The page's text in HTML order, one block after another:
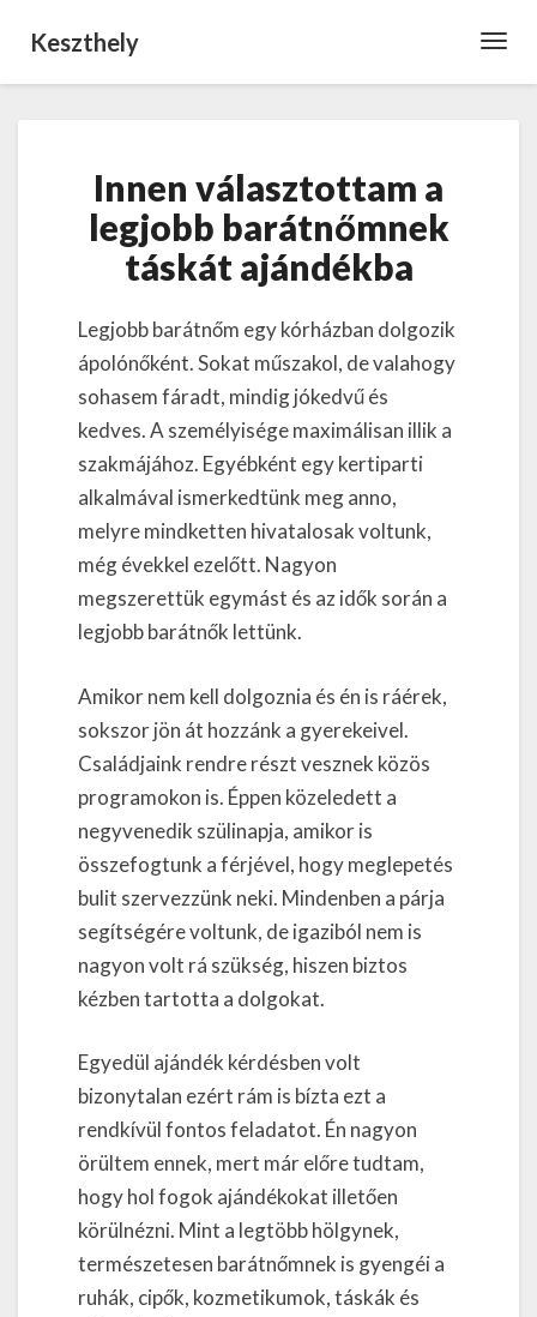
Keszthely
választottam
a
legjobb
barátnőmnek
táskát
Innen választottam a
legjobb barátnőmnek
táskát ajándékba
Legjobb barátnőm egy kórházban dolgozik
ápolónőként. Sokat műszakol, de valahogy
sohasem fáradt, mindig jókedvű és
kedves. A személyisége maximálisan illik a
szakmájához. Egyébként egy kertiparti
alkalmával ismerkedtünk meg anno,
melyre mindketten hivatalosak voltunk,
még évekkel ezelőtt. Nagyon
megszerettük egymást és az idők során a
legjobb barátnők lettünk.
Amikor nem kell dolgoznia és én is ráérek,
sokszor jön át hozzánk a gyerekeivel.
Családjaink rendre részt vesznek közös
programokon is. Éppen közeledett a
negyvenedik szülinapja, amikor is
összefogtunk a férjével, hogy meglepetés
bulit szervezzünk neki. Mindenben a párja
segítségére voltunk, de igaziból nem is
nagyon volt rá szükség, hiszen biztos
kézben tartotta a dolgokat.
Egyedül ajándék kérdésben volt
bizonytalan ezért rám is bízta ezt a
rendkívül fontos feladatot. Én nagyon
örültem ennek, mert már előre tudtam,
hogy hol fogok ajándékokat illetően
körülnézni. Mint a legtöbb hölgynek,
természetesen barátnőmnek is gyengéi a
ruhák, cipők, kozmetikumok, táskák és